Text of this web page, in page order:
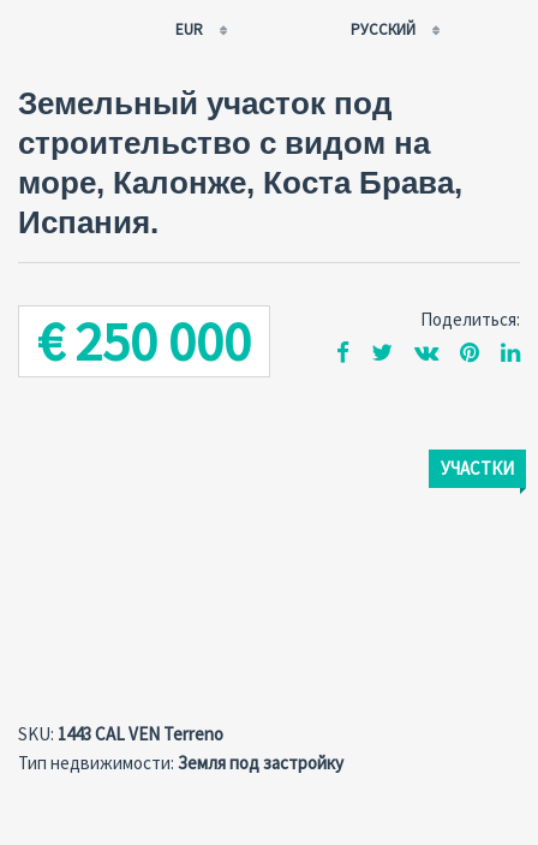
EUR
USD
RUB
GBP
РУССКИЙ
FRANÇAIS
ESPAÑOL
ENGLISH
Земельный участок под
строительство с видом на
море, Калонже, Коста Брава,
Испания.
€ 250 000 Поделиться:
УЧАСТКИ
SKU: 1443 CAL VEN Terreno
Тип недвижимости: Земля под застройку